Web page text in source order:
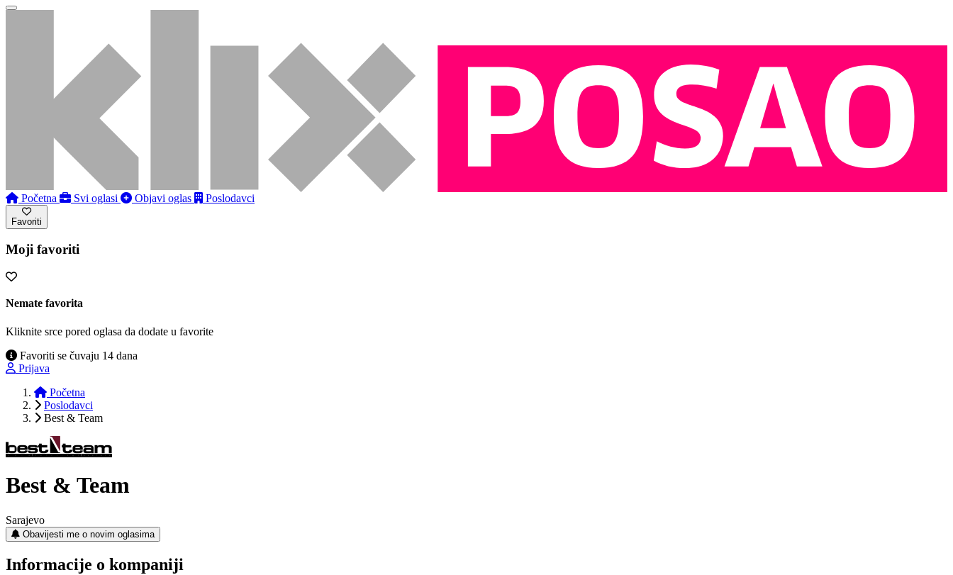
Početna Svi oglasi Objavi oglas Poslodavci
Favoriti
Moji favoriti
Nemate favorita
Kliknite srce pored oglasa da dodate u favorite
Favoriti se čuvaju 14 dana
Prijava
Početna
Poslodavci
Best & Team
Best & Team
Sarajevo
Obavijesti me o novim oglasima
Informacije o kompaniji